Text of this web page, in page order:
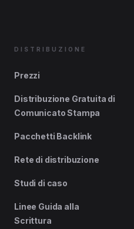
DISTRIBUZIONE
Prezzi
Distribuzione Gratuita di
Comunicato Stampa
Pacchetti Backlink
Rete di distribuzione
Studi di caso
Linee Guida alla
Scrittura